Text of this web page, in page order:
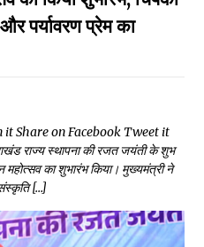
पर्यावरण प्रेम का
it Share on Facebook Tweet it
राज्य स्थापना की रजत जयंती के शुभ
का शुभारंभ किया। मुख्यमंत्री ने
[…]